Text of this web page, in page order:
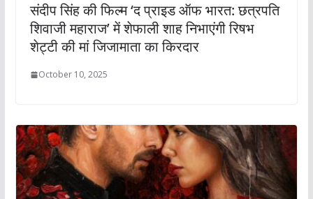
संदीप सिंह की फिल्म ‘द प्राइड ऑफ भारत: छत्रपति
शिवाजी महाराज’ में शेफाली शाह निभाएंगी रिषभ
शेट्टी की मां जिजामाता का किरदार
October 10, 2025